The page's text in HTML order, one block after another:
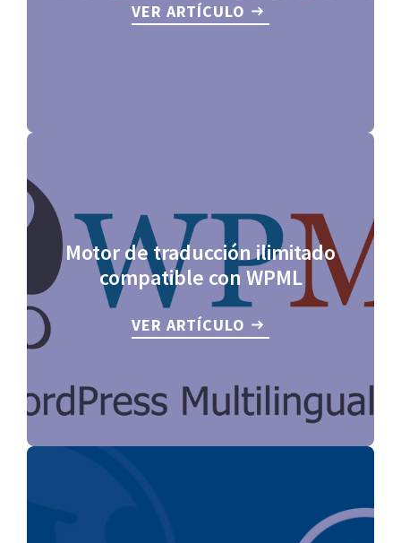
VER ARTÍCULO
Motor de traducción ilimitado
compatible con WPML
VER ARTÍCULO